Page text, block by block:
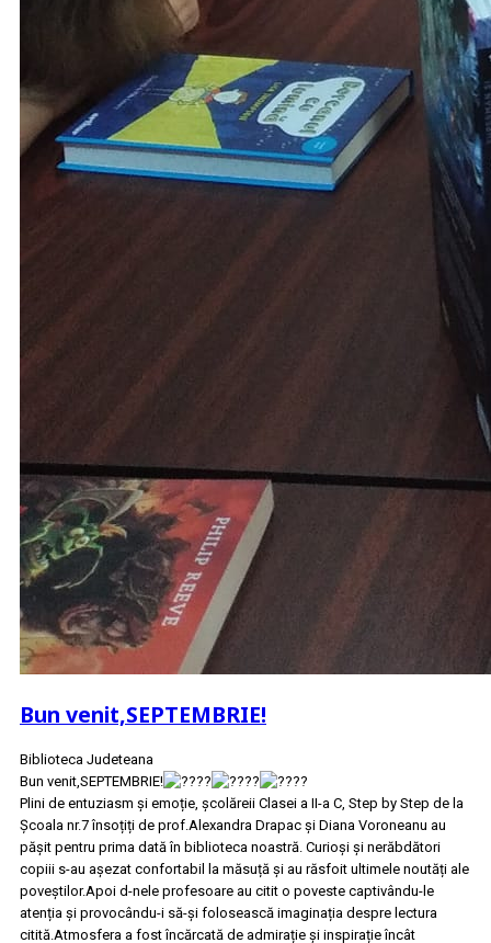
Bun venit,SEPTEMBRIE!
Biblioteca Judeteana
Bun venit,SEPTEMBRIE!
Plini de entuziasm şi emoție, şcolăreii Clasei a II-a C, Step by Step de la
Şcoala nr.7 însoțiți de prof.Alexandra Drapac şi Diana Voroneanu au
pășit pentru prima dată în biblioteca noastră. Curioşi şi nerăbdători
copiii s-au aşezat confortabil la măsuță şi au răsfoit ultimele noutăți ale
poveştilor.Apoi d-nele profesoare au citit o poveste captivându-le
atenția şi provocându-i să-şi folosească imaginația despre lectura
citită.Atmosfera a fost încărcată de admirație şi inspirație încât